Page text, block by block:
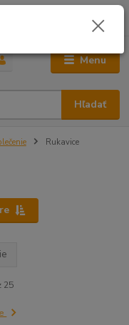
Menu
Hľadať
0,00 €
Rukavice
25